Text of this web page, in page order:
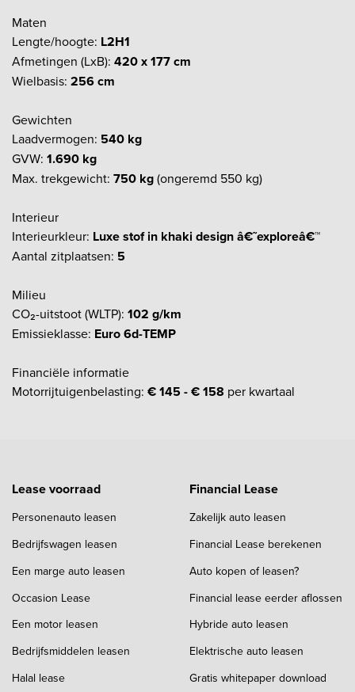
Maten
Lengte/hoogte: L2H1
Afmetingen (LxB): 420 x 177 cm
Wielbasis: 256 cm
Gewichten
Laadvermogen: 540 kg
GVW: 1.690 kg
Max. trekgewicht: 750 kg(ongeremd 550 kg)
Interieur
Interieurkleur: Luxe stof in khaki design â€˜exploreâ€™
Aantal zitplaatsen: 5
Milieu
CO₂-uitstoot (WLTP): 102 g/km
Emissieklasse: Euro 6d-TEMP
Financiële informatie
Motorrijtuigenbelasting: € 145 - € 158 per kwartaal
Lease voorraad
Personenauto leasen
Bedrijfswagen leasen
Een marge auto leasen
Occasion Lease
Een motor leasen
Bedrijfsmiddelen leasen
Halal lease
Financial Lease
Zakelijk auto leasen
Financial Lease berekenen
Auto kopen of leasen?
Financial lease eerder aflossen
Hybride auto leasen
Elektrische auto leasen
Gratis whitepaper download